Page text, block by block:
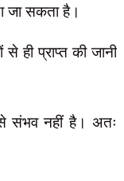
जा सकता है।
ही प्राप्त की जानी
से संभव नहीं है। अतः